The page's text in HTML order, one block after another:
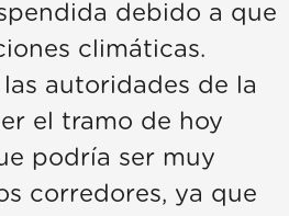
debido a que
climáticas.
autoridades de la
el tramo de hoy
podría ser muy
corredores, ya que